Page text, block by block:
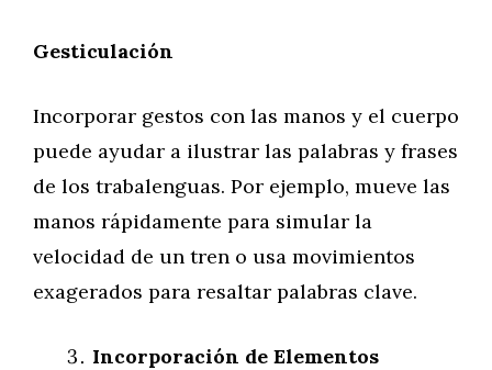
Gesticulación
Incorporar gestos con las manos y el cuerpo
puede ayudar a ilustrar las palabras y frases
de los trabalenguas. Por ejemplo, mueve las
manos rápidamente para simular la
velocidad de un tren o usa movimientos
exagerados para resaltar palabras clave.
Incorporación de Elementos